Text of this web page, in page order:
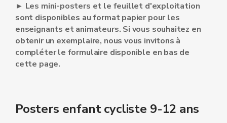
► Les mini-posters et le feuillet d'exploitation
sont disponibles au format papier pour les
enseignants et animateurs. Si vous souhaitez en
obtenir un exemplaire, nous vous invitons à
compléter le formulaire disponible en bas de
cette page.
Posters enfant cycliste 9-12 ans